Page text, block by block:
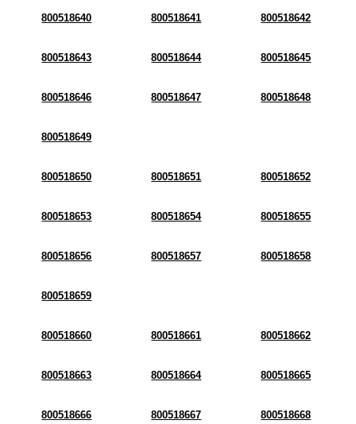
800518640 800518641 800518642
800518643 800518644 800518645
800518646 800518647 800518648
800518649
800518650 800518651 800518652
800518653 800518654 800518655
800518656 800518657 800518658
800518659
800518660 800518661 800518662
800518663 800518664 800518665
800518666 800518667 800518668